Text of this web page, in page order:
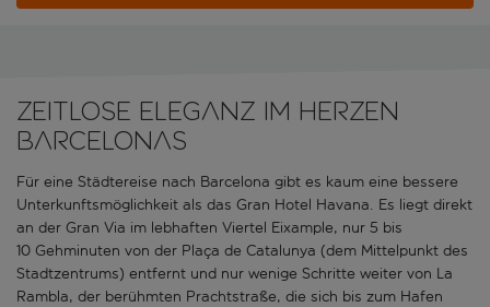
Zeitlose Eleganz im Herzen
Barcelonas
Für eine Städtereise nach Barcelona gibt es kaum eine bessere
Unterkunftsmöglichkeit als das Gran Hotel Havana. Es liegt direkt
an der Gran Via im lebhaften Viertel Eixample, nur 5 bis
10 Gehminuten von der Plaça de Catalunya (dem Mittelpunkt des
Stadtzentrums) entfernt und nur wenige Schritte weiter von La
Rambla, der berühmten Prachtstraße, die sich bis zum Hafen